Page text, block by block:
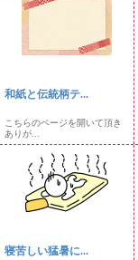
和紙と伝統柄テ...
こちらのページを開いて頂き
ありが...
寝苦しい猛暑に...